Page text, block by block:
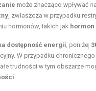
może znacząco wpływać
, zwłaszcza w przypadku
hormonów, takich jak
dostępność energii , poniżej
W przypadku
trudności w tym obszarze